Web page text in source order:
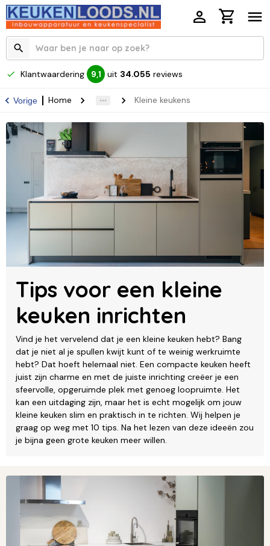
Klantwaardering 9,1 uit 34.055 reviews
Vorige Home Kleine keukens
Tips voor een kleine
keuken inrichten
Vind je het vervelend dat je een kleine keuken hebt? Bang
dat je niet al je spullen kwijt kunt of te weinig werkruimte
hebt? Dat hoeft helemaal niet. Een compacte keuken heeft
juist zijn charme en met de juiste inrichting creëer je een
sfeervolle, opgeruimde plek met genoeg loopruimte. Het
kan een uitdaging zijn, maar het is echt mogelijk om jouw
kleine keuken slim en praktisch in te richten. Wij helpen je
graag op weg met 10 tips. Na het lezen van deze ideeën zou
je bijna geen grote keuken meer willen.